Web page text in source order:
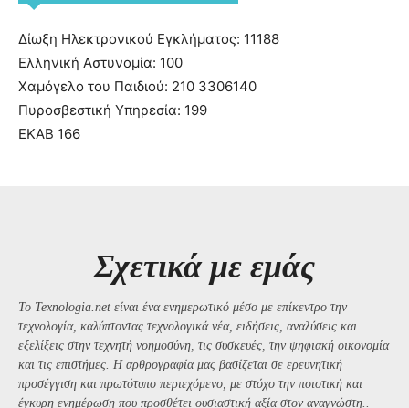
Δίωξη Ηλεκτρονικού Εγκλήματος: 11188
Ελληνική Αστυνομία: 100
Χαμόγελο του Παιδιού: 210 3306140
Πυροσβεστική Υπηρεσία: 199
ΕΚΑΒ 166
Σχετικά με εμάς
Το Texnologia.net είναι ένα ενημερωτικό μέσο με επίκεντρο την
τεχνολογία, καλύπτοντας τεχνολογικά νέα, ειδήσεις, αναλύσεις και
εξελίξεις στην τεχνητή νοημοσύνη, τις συσκευές, την ψηφιακή οικονομία
και τις επιστήμες. Η αρθρογραφία μας βασίζεται σε ερευνητική
προσέγγιση και πρωτότυπο περιεχόμενο, με στόχο την ποιοτική και
έγκυρη ενημέρωση που προσθέτει ουσιαστική αξία στον αναγνώστη..